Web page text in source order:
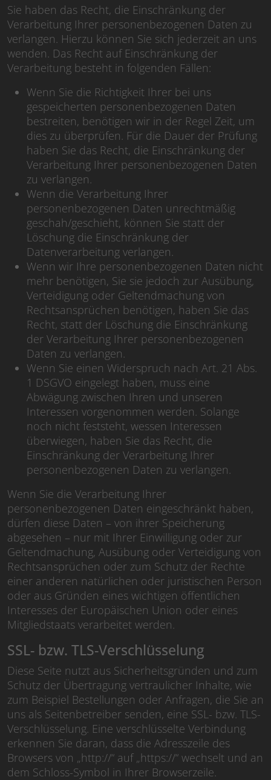
Sie haben das Recht, die Einschränkung der
Verarbeitung Ihrer personenbezogenen Daten zu
verlangen. Hierzu können Sie sich jederzeit an uns
wenden. Das Recht auf Einschränkung der
Verarbeitung besteht in folgenden Fällen:
Wenn Sie die Richtigkeit Ihrer bei uns
gespeicherten personenbezogenen Daten
bestreiten, benötigen wir in der Regel Zeit, um
dies zu überprüfen. Für die Dauer der Prüfung
haben Sie das Recht, die Einschränkung der
Verarbeitung Ihrer personenbezogenen Daten
zu verlangen.
Wenn die Verarbeitung Ihrer
personenbezogenen Daten unrechtmäßig
geschah/geschieht, können Sie statt der
Löschung die Einschränkung der
Datenverarbeitung verlangen.
Wenn wir Ihre personenbezogenen Daten nicht
mehr benötigen, Sie sie jedoch zur Ausübung,
Verteidigung oder Geltendmachung von
Rechtsansprüchen benötigen, haben Sie das
Recht, statt der Löschung die Einschränkung
der Verarbeitung Ihrer personenbezogenen
Daten zu verlangen.
Wenn Sie einen Widerspruch nach Art. 21 Abs.
1 DSGVO eingelegt haben, muss eine
Abwägung zwischen Ihren und unseren
Interessen vorgenommen werden. Solange
noch nicht feststeht, wessen Interessen
überwiegen, haben Sie das Recht, die
Einschränkung der Verarbeitung Ihrer
personenbezogenen Daten zu verlangen.
Wenn Sie die Verarbeitung Ihrer
personenbezogenen Daten eingeschränkt haben,
dürfen diese Daten – von ihrer Speicherung
abgesehen – nur mit Ihrer Einwilligung oder zur
Geltendmachung, Ausübung oder Verteidigung von
Rechtsansprüchen oder zum Schutz der Rechte
einer anderen natürlichen oder juristischen Person
oder aus Gründen eines wichtigen öffentlichen
Interesses der Europäischen Union oder eines
Mitgliedstaats verarbeitet werden.
SSL- bzw. TLS-Verschlüsselung
Diese Seite nutzt aus Sicherheitsgründen und zum
Schutz der Übertragung vertraulicher Inhalte, wie
zum Beispiel Bestellungen oder Anfragen, die Sie an
uns als Seitenbetreiber senden, eine SSL- bzw. TLS-
Verschlüsselung. Eine verschlüsselte Verbindung
erkennen Sie daran, dass die Adresszeile des
Browsers von „http://“ auf „https://“ wechselt und an
dem Schloss-Symbol in Ihrer Browserzeile.